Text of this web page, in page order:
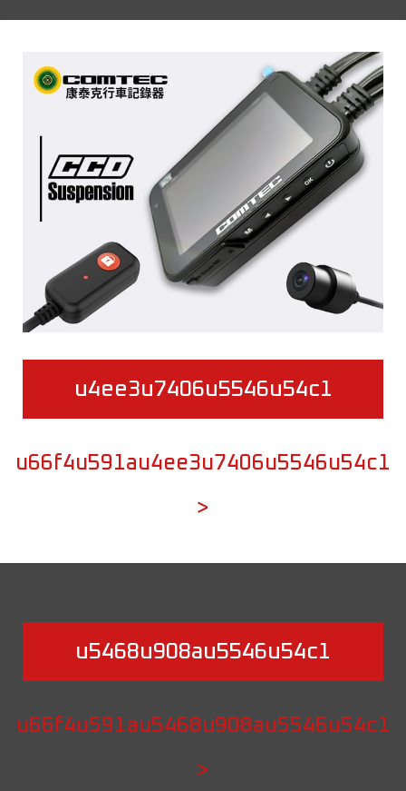
u4ee3u7406u5546u54c1
u66f4u591au4ee3u7406u5546u54c1
>
u5468u908au5546u54c1
u66f4u591au5468u908au5546u54c1
>